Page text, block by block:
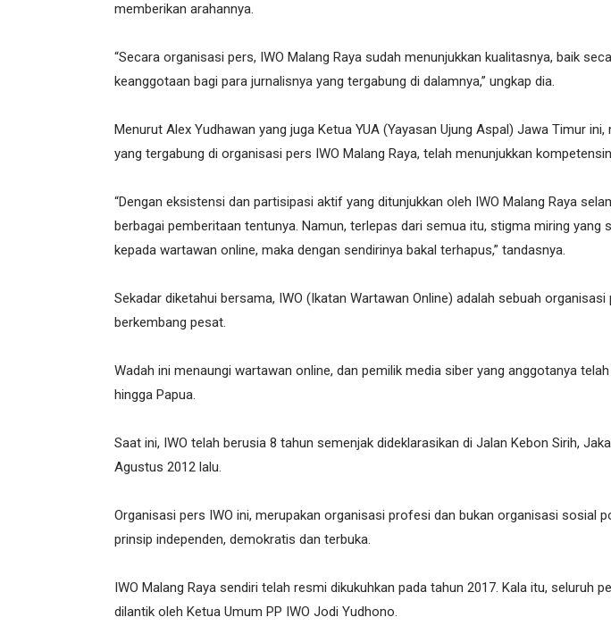
memberikan arahannya.
“Secara organisasi pers, IWO Malang Raya sudah menunjukkan kualitasnya, baik
keanggotaan bagi para jurnalisnya yang tergabung di dalamnya,” ungkap dia.
Menurut Alex Yudhawan yang juga Ketua YUA (Yayasan Ujung Aspal) Jawa Timur
yang tergabung di organisasi pers IWO Malang Raya, telah menunjukkan
“Dengan eksistensi dan partisipasi aktif yang ditunjukkan oleh IWO Malang Raya
berbagai pemberitaan tentunya. Namun, terlepas dari semua itu, stigma miring yang
kepada wartawan online, maka dengan sendirinya bakal terhapus,” tandasnya.
Sekadar diketahui bersama, IWO (Ikatan Wartawan Online) adalah sebuah organisasi
berkembang pesat.
Wadah ini menaungi wartawan online, dan pemilik media siber yang anggotanya
hingga Papua.
Saat ini, IWO telah berusia 8 tahun semenjak dideklarasikan di Jalan Kebon Sirih,
Agustus 2012 lalu.
Organisasi pers IWO ini, merupakan organisasi profesi dan bukan organisasi sosial
prinsip independen, demokratis dan terbuka.
IWO Malang Raya sendiri telah resmi dikukuhkan pada tahun 2017. Kala itu, seluruh
dilantik oleh Ketua Umum PP IWO Jodi Yudhono.